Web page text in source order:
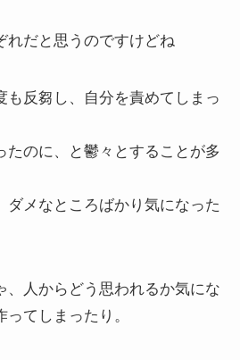
れだと思うのですけどね
も反芻し、自分を責めてしまっ
たのに、と鬱々とすることが多
ダメなところばかり気になった
、人からどう思われるか気にな
てしまったり。